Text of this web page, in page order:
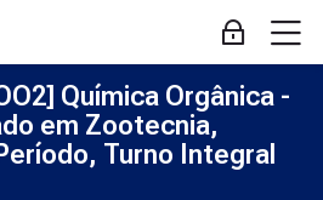
Acessar
Química Orgânica -
em Zootecnia,
Turno Integral